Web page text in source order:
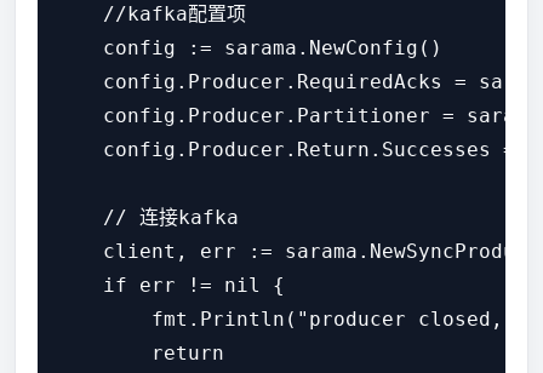
    //kafka配置项
    config := sarama.NewConfig()
config.Producer.RequiredAcks =
config.Producer.Partitioner =
config.Producer.Return.Successes =
    // 连接kafka
client, err :=
    if err != nil {
fmt.Println("producer closed,
        return